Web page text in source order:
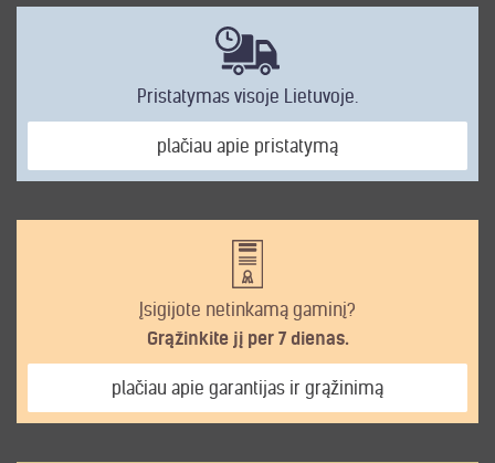
Pristatymas visoje Lietuvoje.
plačiau apie pristatymą
Įsigijote netinkamą gaminį?
Grąžinkite jį per 7 dienas.
plačiau apie garantijas ir grąžinimą